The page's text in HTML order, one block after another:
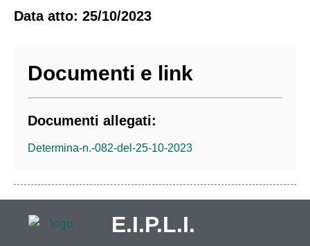
Data atto: 25/10/2023
Documenti e link
Documenti allegati:
Determina-n.-082-del-25-10-2023
E.I.P.L.I.